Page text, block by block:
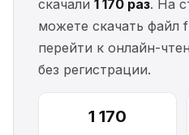
скачали 1 170 раз. На
можете скачать файл
перейти к онлайн-
без регистрации.
1 170